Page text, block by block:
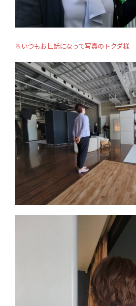
※いつもお世話になって写真のトクダ様